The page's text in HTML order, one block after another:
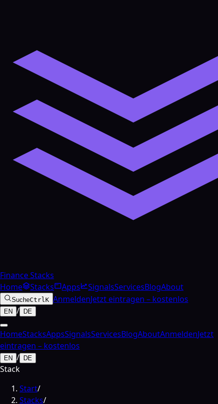
Finance Stacks
Home
Stacks Apps SignalsServicesBlogAbout
SucheCtrlK AnmeldenJetzt eintragen – kostenlos
EN / DE
HomeStacksAppsSignalsServicesBlogAboutAnmeldenJetzt
eintragen – kostenlos
EN / DE
Stack
Start/
Stacks/